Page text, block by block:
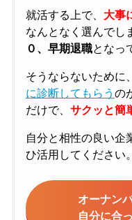
就活する上で、 大事
なんとなく選んでし
０、早期退職となっ
そうならないために
に診断してもらう の
だけで、 サクッと簡
自分と相性の良い企
ひ活用してください。
オーナン
自分に合